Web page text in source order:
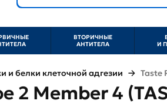
ВТОРИЧНЫЕ
АНТИТЕЛА
И
белки клеточной адгезии Taste
2 Member 4